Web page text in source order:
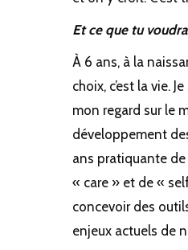
Et ce que tu
À 6 ans, à la
choix, c’est la vie.
mon regard sur le
développement
ans pratiquante
« care » et de «
concevoir des
enjeux actuels de